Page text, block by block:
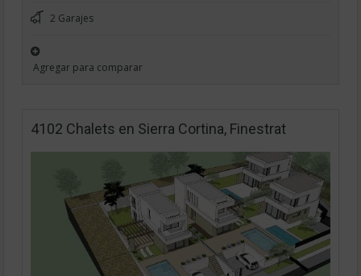
2 Garajes
Agregar para comparar
4102 Chalets en Sierra Cortina, Finestrat